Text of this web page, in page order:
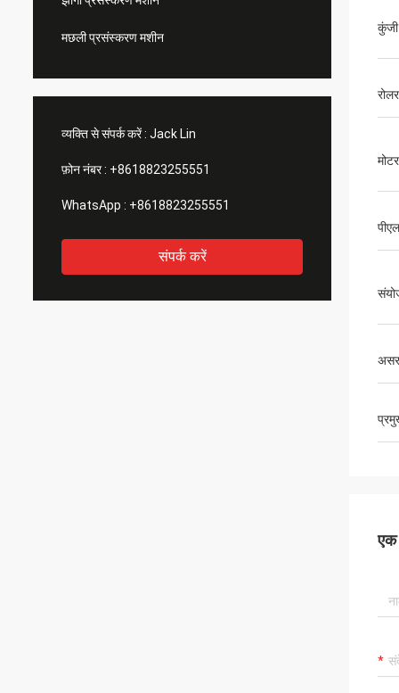
मछली प्रसंस्करण मशीन
व्यक्ति से संपर्क करें : Jack Lin
फ़ोन नंबर : +8618823255551
WhatsApp : +8618823255551
संपर्क करें
कुंजी
एक